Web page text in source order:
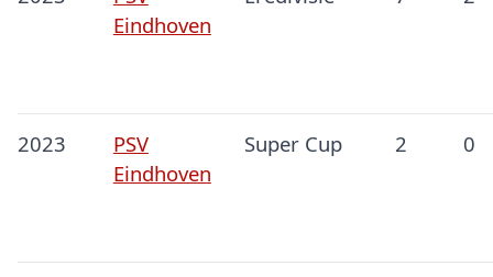
Eindhoven
2023
PSV
Eindhoven
Super Cup 2 0